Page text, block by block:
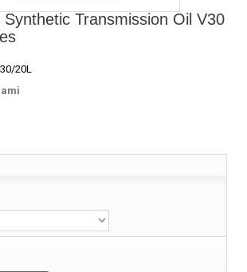
Synthetic Transmission Oil V30
20L